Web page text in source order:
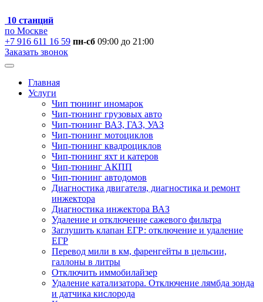
10 станций
по Москве
+7 916 611 16 59 пн-сб 09:00 до 21:00
Заказать звонок
Главная
Услуги
Чип тюнинг иномарок
Чип-тюнинг грузовых авто
Чип-тюнинг ВАЗ, ГАЗ, УАЗ
Чип-тюнинг мотоциклов
Чип-тюнинг квадроциклов
Чип-тюнинг яхт и катеров
Чип-тюнинг АКПП
Чип-тюнинг автодомов
Диагностика двигателя, диагностика и ремонт
инжектора
Диагностика инжектора ВАЗ
Удаление и отключение сажевого фильтра
Заглушить клапан ЕГР: отключение и удаление
ЕГР
Перевод мили в км, фаренгейты в цельсии,
галлоны в литры
Отключить иммобилайзер
Удаление катализатора. Отключение лямбда зонда
и датчика кислорода